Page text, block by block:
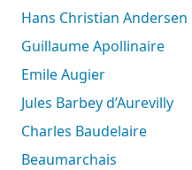
Hans Christian Andersen
Guillaume Apollinaire
Emile Augier
Jules Barbey d’Aurevilly
Charles Baudelaire
Beaumarchais